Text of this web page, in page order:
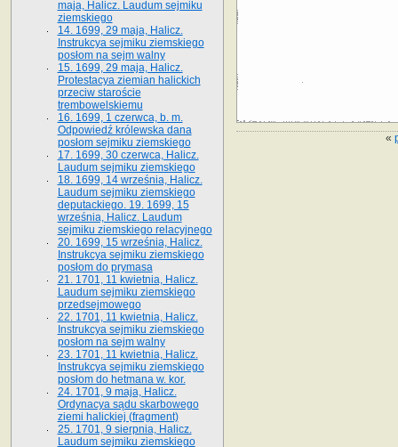
«
maja, Halicz. Laudum sejmiku
ziemskiego
14. 1699, 29 maja, Halicz.
Instrukcya sejmiku ziemskiego
posłom na sejm walny
15. 1699, 29 maja, Halicz.
Protestacya ziemian halickich
przeciw staroście
trembowelskiemu
16. 1699, 1 czerwca, b. m.
Odpowiedź królewska dana
posłom sejmiku ziemskiego
17. 1699, 30 czerwca, Halicz.
Laudum sejmiku ziemskiego
18. 1699, 14 września, Halicz.
Laudum sejmiku ziemskiego
deputackiego. 19. 1699, 15
września, Halicz. Laudum
sejmiku ziemskiego relacyjnego
20. 1699, 15 września, Halicz.
Instrukcya sejmiku ziemskiego
posłom do prymasa
21. 1701, 11 kwietnia, Halicz.
Laudum sejmiku ziemskiego
przedsejmowego
22. 1701, 11 kwietnia, Halicz.
Instrukcya sejmiku ziemskiego
posłom na sejm walny
23. 1701, 11 kwietnia, Halicz.
Instrukcya sejmiku ziemskiego
posłom do hetmana w. kor.
24. 1701, 9 maja, Halicz.
Ordynacya sądu skarbowego
ziemi halickiej (fragment)
25. 1701, 9 sierpnia, Halicz.
Laudum sejmiku ziemskiego